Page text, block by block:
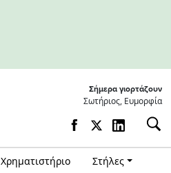
Σήμερα γιορτάζουν
Σωτήριος, Ευμορφία
Χρηματιστήριο Στήλες